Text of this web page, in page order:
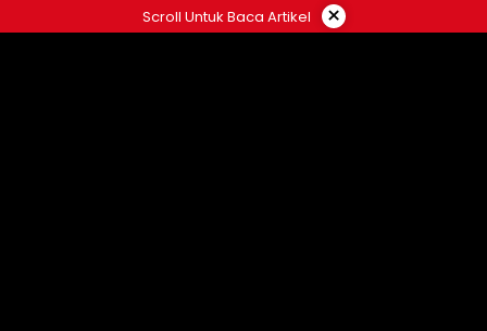
ke
Scroll Untuk Baca Artikel ×